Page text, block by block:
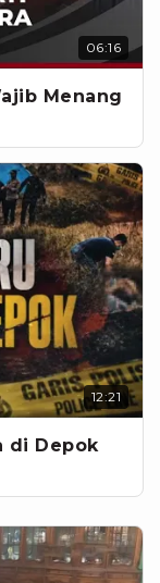
06:16
Menang
12:21
di Depok